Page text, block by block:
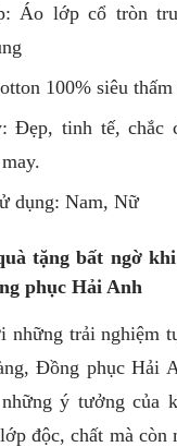
Áo lớp cổ tròn
100% siêu thấm
Đẹp, tinh tế, chắc
dụng: Nam, Nữ
tặng bất ngờ
phục Hải Anh
những trải nghiệm
Đồng phục Hải
ý tưởng của
độc, chất mà còn